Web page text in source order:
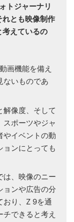
トジャーナリ
とも映像制作
えているの
画機能を備え
ないものであ
解像度、そして
スポーツやジャ
やイベントの動
ョンにとっても
は、映像のニー
ョンや広告の分
おり、Z 9を通
できると考え